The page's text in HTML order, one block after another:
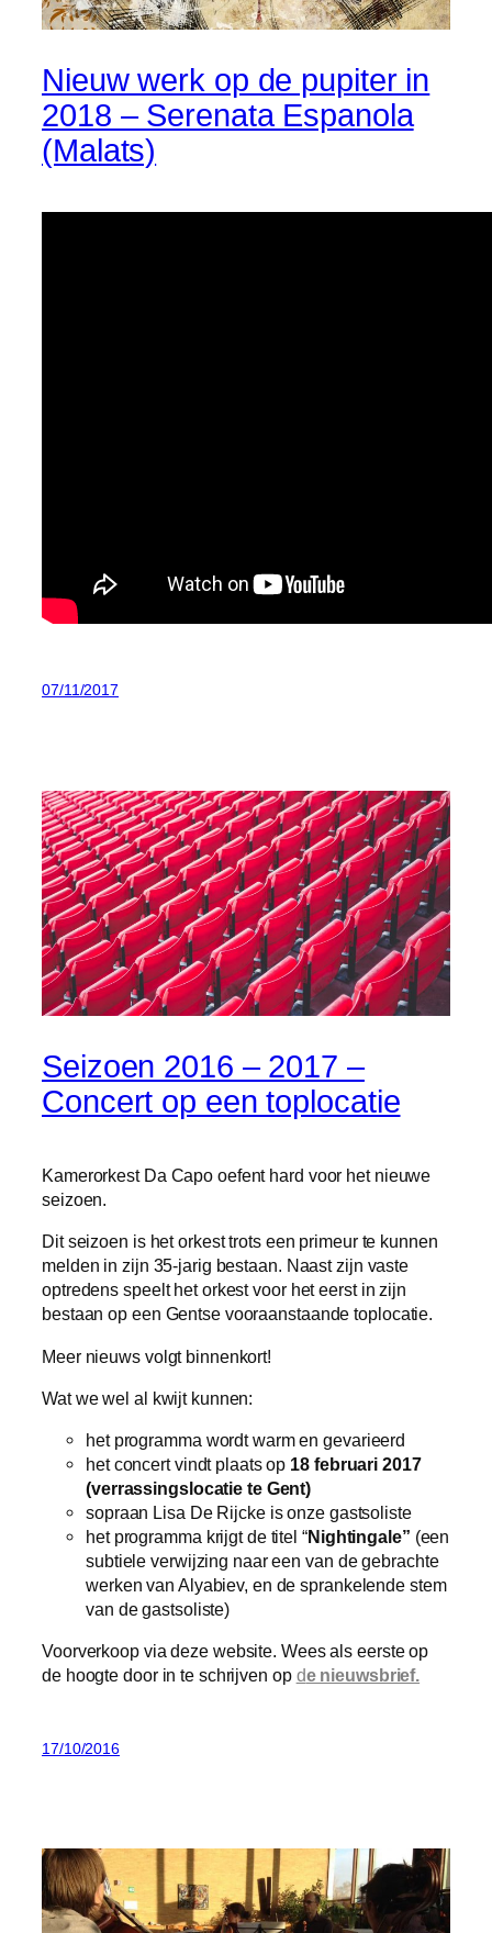
Nieuw werk op de pupiter in
2018 – Serenata Espanola
(Malats)
07/11/2017
Seizoen 2016 – 2017 –
Concert op een toplocatie
Kamerorkest Da Capo oefent hard voor het nieuwe
seizoen.
Dit seizoen is het orkest trots een primeur te kunnen
melden in zijn 35-jarig bestaan. Naast zijn vaste
optredens speelt het orkest voor het eerst in zijn
bestaan op een Gentse vooraanstaande toplocatie.
Meer nieuws volgt binnenkort!
Wat we wel al kwijt kunnen:
het programma wordt warm en gevarieerd
het concert vindt plaats op 18 februari 2017
(verrassingslocatie te Gent)
sopraan Lisa De Rijcke is onze gastsoliste
het programma krijgt de titel “Nightingale” (een
subtiele verwijzing naar een van de gebrachte
werken van Alyabiev, en de sprankelende stem
van de gastsoliste)
Voorverkoop via deze website. Wees als eerste op
de hoogte door in te schrijven op de nieuwsbrief.
17/10/2016